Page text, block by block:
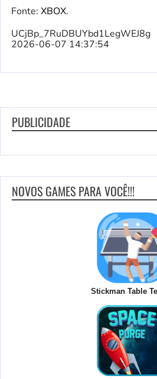
Fonte: XBOX.
UCjBp_7RuDBUYbd1LegWEJ8g
2026-06-07 14:37:54
PUBLICIDADE
NOVOS GAMES PARA VOCÊ!!!
Stickman Table